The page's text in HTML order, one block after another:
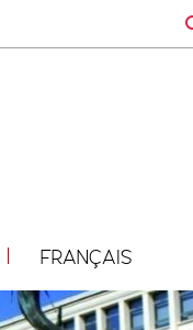
FRANÇAIS